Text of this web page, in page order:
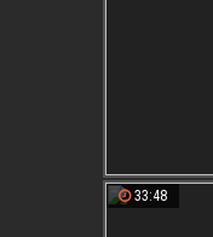
33:48